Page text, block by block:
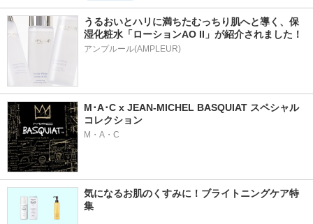
うるおいとハリに満ちたむっちり肌へと導く、保
湿化粧水「ローションAO II」が紹介されました！
アンプルール(AMPLEUR)
M･A･C x JEAN-MICHEL BASQUIAT スペシャル
コレクション
M・A・C
気になるお肌のくすみに！ブライトニングケア特
集